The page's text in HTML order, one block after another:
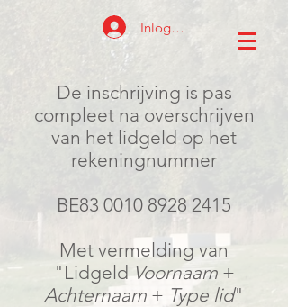
Inloggen
De inschrijving is pas
compleet na overschrijven
van het lidgeld op het
rekeningnummer
BE83 0010 8928 2415
Met vermelding van
"LidgeldVoornaam +
Achternaam + Type lid"